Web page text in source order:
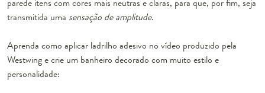
transmitida uma sensação de amplitude.
Aprenda como aplicar ladrilho adesivo no vídeo produzido pela
Westwing e crie um banheiro decorado com muito estilo e
personalidade: